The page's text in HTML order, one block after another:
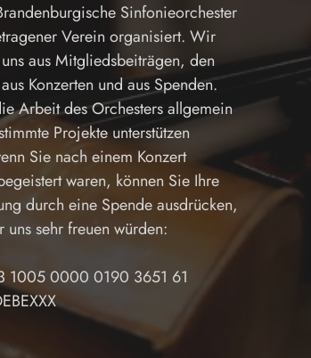
Sinfonieorchester
Verein organisiert. Wir
aus Mitgliedsbeiträgen, den
Konzerten und aus Spenden.
Arbeit des Orchesters allgemein
Projekte unterstützen
Sie nach einem Konzert
waren, können Sie Ihre
durch eine Spende ausdrücken,
sehr freuen würden:
1005 0000 0190 3651 61